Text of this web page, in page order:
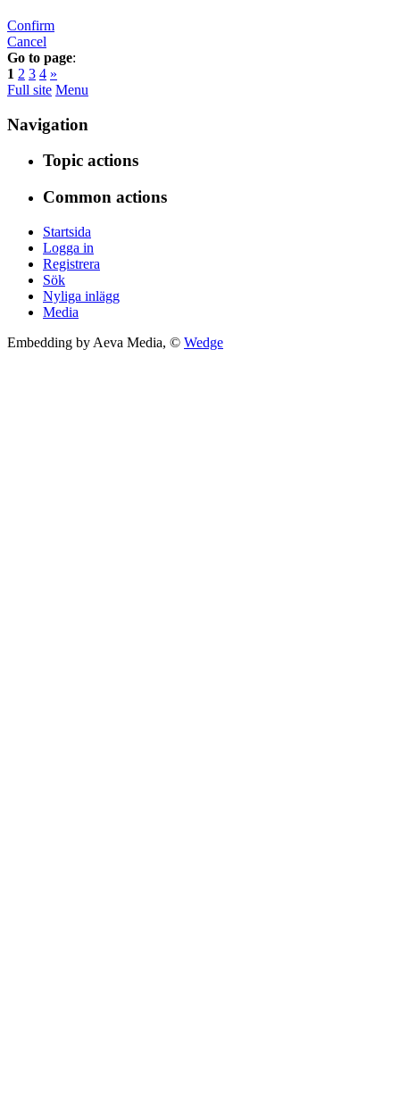
Confirm
Cancel
Go to page:
1 2 3 4 »
Full site Menu
Navigation
Topic actions
Common actions
Startsida
Logga in
Registrera
Sök
Nyliga inlägg
Media
Embedding by Aeva Media, © Wedge